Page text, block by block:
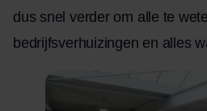
dus snel verder om alle te
bedrijfsverhuizingen en alles